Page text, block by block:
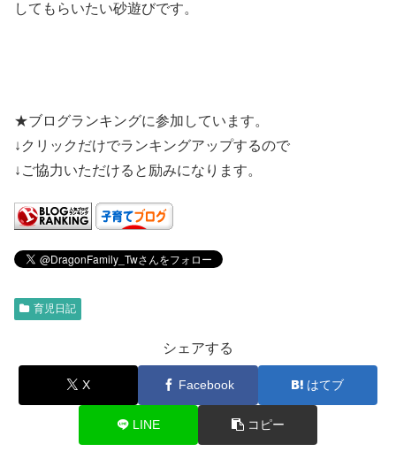
してもらいたい砂遊びです。
★ブログランキングに参加しています。
↓クリックだけでランキングアップするので
↓ご協力いただけると励みになります。
育児日記
シェアする
X Facebook はてブ
LINE コピー